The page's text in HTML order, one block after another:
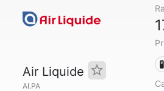
Air Liquide
AI.PA